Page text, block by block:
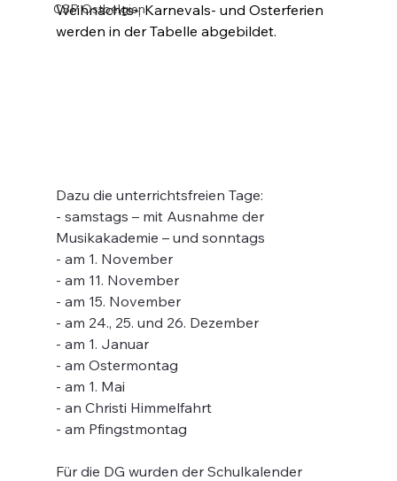
CSP Ostbelgien
Weihnachts-, Karnevals- und Osterferien
werden in der Tabelle abgebildet.
Dazu die unterrichtsfreien Tage:
- samstags – mit Ausnahme der
Musikakademie – und sonntags
- am 1. November
- am 11. November
- am 15. November
- am 24., 25. und 26. Dezember
- am 1. Januar
- am Ostermontag
- am 1. Mai
- an Christi Himmelfahrt
- am Pfingstmontag
Für die DG wurden der Schulkalender